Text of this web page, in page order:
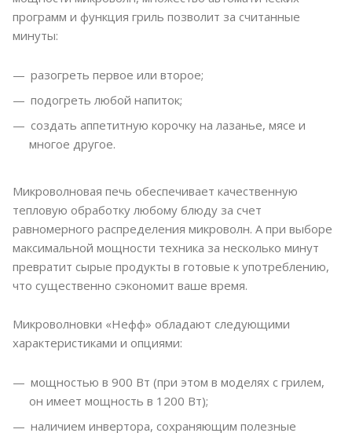
программ и функция гриль позволит за считанные
минуты:
разогреть первое или второе;
подогреть любой напиток;
создать аппетитную корочку на лазанье, мясе и
многое другое.
Микроволновая печь обеспечивает качественную
тепловую обработку любому блюду за счет
равномерного распределения микроволн. А при выборе
максимальной мощности техника за несколько минут
превратит сырые продукты в готовые к употреблению,
что существенно сэкономит ваше время.
Микроволновки «Нефф» обладают следующими
характеристиками и опциями:
мощностью в 900 Вт (при этом в моделях с грилем,
он имеет мощность в 1200 Вт);
наличием инвертора, сохраняющим полезные